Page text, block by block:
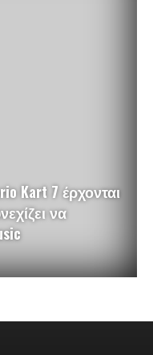
Kart 7 έρχονται
να